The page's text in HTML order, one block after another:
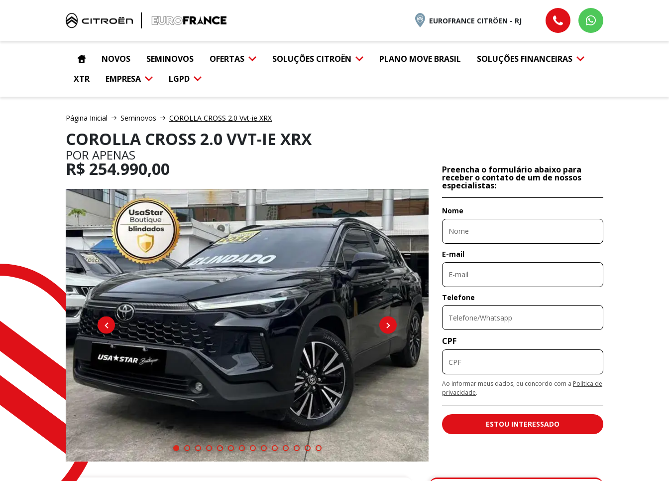
EUROFRANCE CITRÖEN - RJ
NOVOS SEMINOVOS OFERTAS SOLUÇÕES CITROËN PLANO MOVE BRASIL
SOLUÇÕES FINANCEIRAS
XTR
EMPRESA LGPD
Página Inicial Seminovos COROLLA CROSS 2.0 Vvt-ie XRX
COROLLA CROSS 2.0 VVT-IE XRX
POR APENAS
R$ 254.990,00 Preencha o formulário abaixo para
receber o contato de um de nossos
especialistas:
Nome
E-mail
Telefone
CPF
Ao informar meus dados, eu concordo com a Política de
privacidade.
ESTOU INTERESSADO